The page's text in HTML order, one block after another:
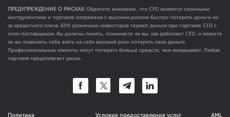
ПРЕДУПРЕЖДЕНИЕ О РИСКАХ: Обратите внимание, что CFD являются сложными
инструментами и торговля сопряжена с высоким риском быстро потерять деньги из-
за кредитного плеча. 60% розничных инвесторов теряют деньги при торговле CFD с
этим поставщиком. Вы должны понять, понимаете ли вы, как работают CFD, и можете
ли вы позволить себе взять на себя высокий риск потерять свои деньги.
Профессиональные клиенты могут потерять больше средств, чем вкладывают. Любая
торговля предполагает риски.
Политика Условия предоставления услуг AML